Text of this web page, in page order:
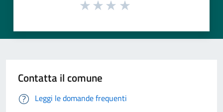
Contatta il comune
Leggi le domande frequenti